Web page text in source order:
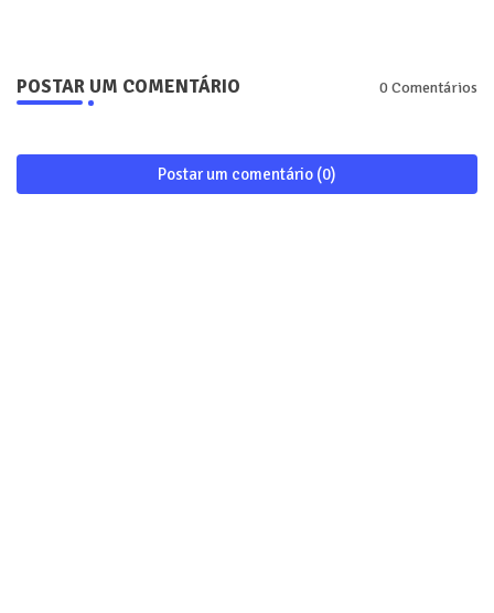
POSTAR UM COMENTÁRIO 0 Comentários
Postar um comentário (0)